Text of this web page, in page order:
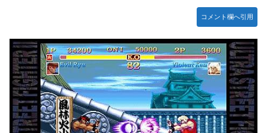
コメント欄へ引用